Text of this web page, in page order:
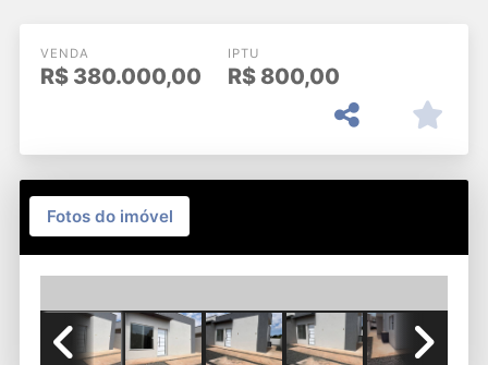
VENDA
R$380.000,00
IPTU
R$800,00
Fotos do imóvel
Previous Next